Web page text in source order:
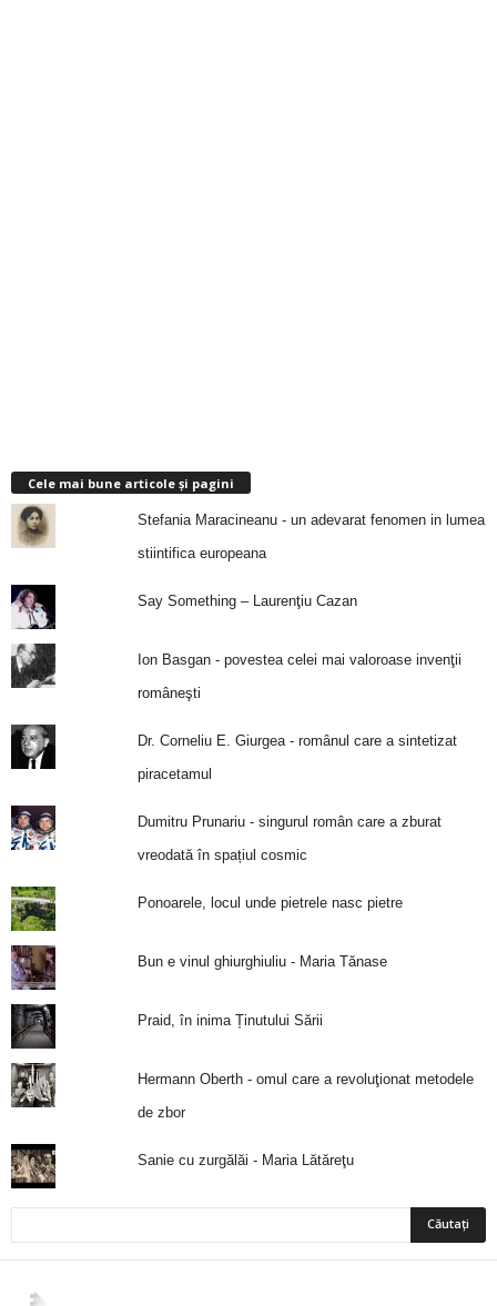
Cele mai bune articole și pagini
Stefania Maracineanu - un adevarat fenomen in lumea
stiintifica europeana
Say Something – Laurenţiu Cazan
Ion Basgan - povestea celei mai valoroase invenţii
româneşti
Dr. Corneliu E. Giurgea - românul care a sintetizat
piracetamul
Dumitru Prunariu - singurul român care a zburat
vreodată în spațiul cosmic
Ponoarele, locul unde pietrele nasc pietre
Bun e vinul ghiurghiuliu - Maria Tănase
Praid, în inima Ținutului Sării
Hermann Oberth - omul care a revoluţionat metodele
de zbor
Sanie cu zurgălăi - Maria Lătăreţu